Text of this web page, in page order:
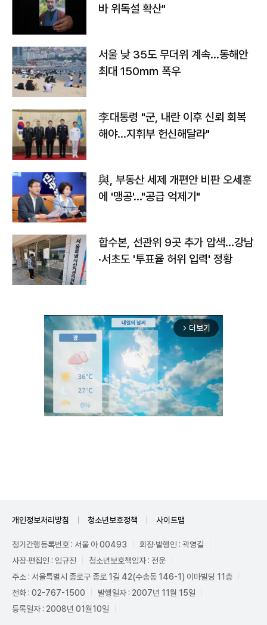
바 위독설 확산"
서울 낮 35도 무더위 계속…동해안
최대 150㎜ 폭우
李대통령 "군, 내란 이후 신뢰 회복
해야…지휘부 헌신해달라"
與, 부동산 세제 개편안 비판 오세훈
에 '맹공'…"공급 억제기"
합수본, 선관위 9곳 추가 압색…강남
·서초도 '투표율 허위 입력' 정황
arrow_forward_ios 더보기
개인정보처리방침 청소년보호정책 사이트맵
정기간행등록번호 : 서울 아 00493
회장·발행인 : 곽영길
사장·편집인 : 임규진
청소년보호책임자 : 전운
주소 : 서울특별시 종로구 종로 1길 42(수송동 146-1) 이마빌딩 11층
전화 : 02-767-1500
발행일자 : 2007년 11월 15일
등록일자 : 2008년 01월10일